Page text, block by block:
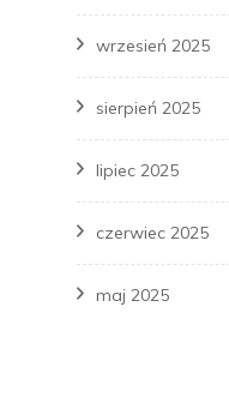
wrzesień 2025
sierpień 2025
lipiec 2025
czerwiec 2025
maj 2025